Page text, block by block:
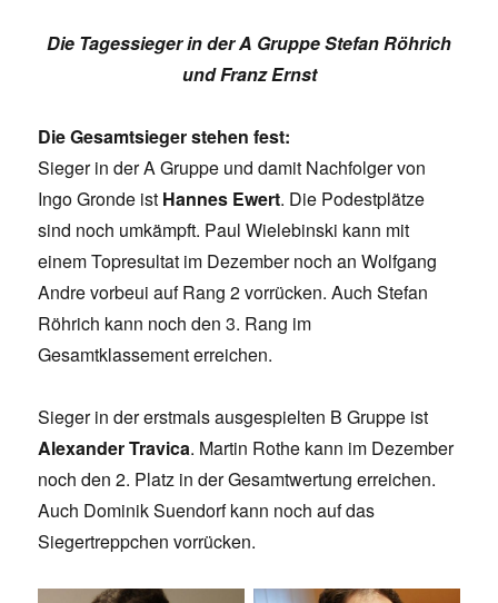
Die Tagessieger in der A Gruppe Stefan Röhrich
und Franz Ernst
Die Gesamtsieger stehen fest:
Sieger in der A Gruppe und damit Nachfolger von
Ingo Gronde ist Hannes Ewert. Die Podestplätze
sind noch umkämpft. Paul Wielebinski kann mit
einem Topresultat im Dezember noch an Wolfgang
Andre vorbeui auf Rang 2 vorrücken. Auch Stefan
Röhrich kann noch den 3. Rang im
Gesamtklassement erreichen.
Sieger in der erstmals ausgespielten B Gruppe ist
Alexander Travica. Martin Rothe kann im Dezember
noch den 2. Platz in der Gesamtwertung erreichen.
Auch Dominik Suendorf kann noch auf das
Siegertreppchen vorrücken.